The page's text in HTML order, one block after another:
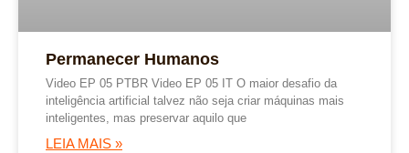
Permanecer Humanos
Video EP 05 PTBR Video EP 05 IT O maior desafio da
inteligência artificial talvez não seja criar máquinas mais
inteligentes, mas preservar aquilo que
LEIA MAIS »